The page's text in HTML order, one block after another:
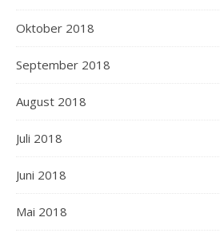
Oktober 2018
September 2018
August 2018
Juli 2018
Juni 2018
Mai 2018